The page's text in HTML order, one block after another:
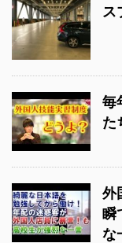
ス
毎
た
外
瞬
な